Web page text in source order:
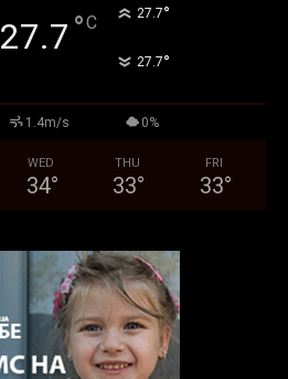
27.7 °C 27.7°
27.7°
1.4m/s 0%
WED
34°
THU
33°
FRI
33°